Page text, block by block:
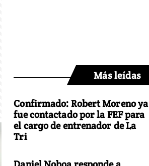
Más leídas
Confirmado: Robert Moreno ya
fue contactado por la FEF para
el cargo de entrenador de La
Tri